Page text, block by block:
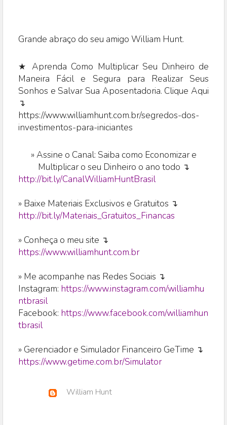
Grande abraço do seu amigo William Hunt.
★ Aprenda Como Multiplicar Seu Dinheiro de
Maneira Fácil e Segura para Realizar Seus
Sonhos e Salvar Sua Aposentadoria. Clique Aqui
↴
https://www.williamhunt.com.br/segredos-dos-
investimentos-para-iniciantes
»Assine o Canal: Saiba como Economizar e
Multiplicar o seu Dinheiro o ano todo ↴
http://bit.ly/CanalWilliamHuntBrasil
» Baixe Materiais Exclusivos e Gratuitos ↴
http://bit.ly/Materiais_Gratuitos_Financas
» Conheça o meu site ↴
https://www.williamhunt.com.br
» Me acompanhe nas Redes Sociais ↴
Instagram: https://www.instagram.com/williamhu
ntbrasil
Facebook: https://www.facebook.com/williamhun
tbrasil
» Gerenciador e Simulador Financeiro GeTime ↴
https://www.getime.com.br/Simulator
William Hunt